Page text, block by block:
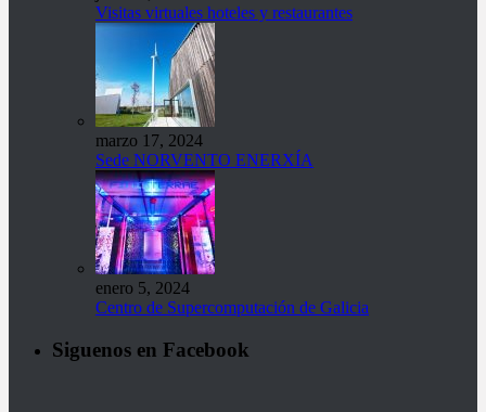
Visitas virtuales hoteles y restaurantes
marzo 17, 2024
Sede NORVENTO ENERXÍA
enero 5, 2024
Centro de Supercomputación de Galicia
Siguenos en Facebook